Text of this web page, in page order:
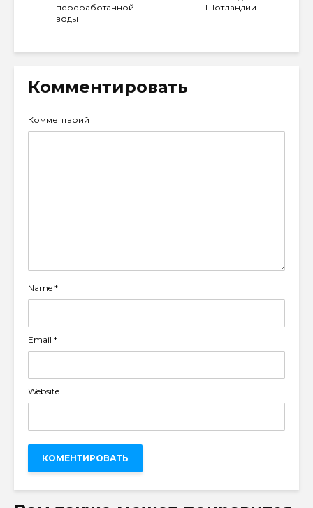
переработанной
воды
Шотландии
Комментировать
Комментарий
Name *
Email *
Website